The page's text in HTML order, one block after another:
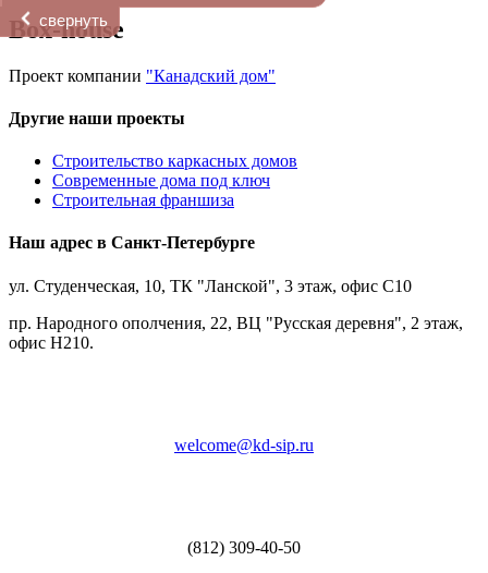
свернуть
Box-house
Проект компании "Канадский дом"
Другие наши проекты
Строительство каркасных домов
Современные дома под ключ
Строительная франшиза
Наш адрес в Санкт-Петербурге
ул. Студенческая, 10, ТК "Ланской", 3 этаж, офис С10
пр. Народного ополчения, 22, ВЦ "Русская деревня", 2 этаж,
офис Н210.
welcome@kd-sip.ru
(812) 309-40-50